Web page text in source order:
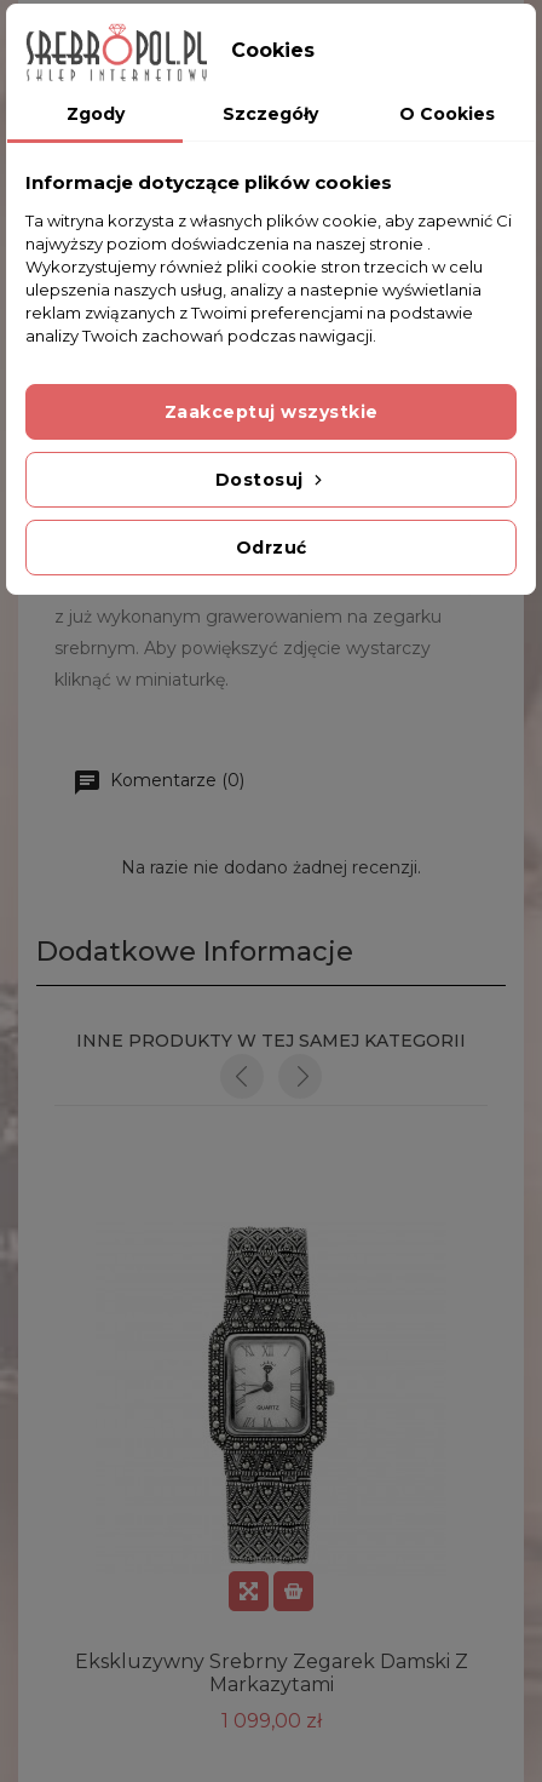
Gwarancja 24 miesiące
Dwustopniowe regulowane zapinanie
Eleganckie prezentowe etui
Obwód wew.:
16.0 cm
Przesyłka GRATIS po wykonaniu przedpłaty
GRAWER
Dodatkową usługę, którą możemy Państwu
zaproponować jest wykonanie graweru na kopercie
zegarka srebrnego. Grawerowanie krótkiej
dedykacji wykonywane jest za pomocą diamentu.
Zjedź niżej, zaznacz opcję grawerowania a
następnie wpisz krótką dedykację.
z już wykonanym grawerowaniem na zegarku
srebrnym. Aby powiększyć zdjęcie wystarczy
kliknąć w miniaturkę.
Komentarze (0)
Na razie nie dodano żadnej recenzji.
Dodatkowe Informacje
INNE PRODUKTY W TEJ SAMEJ KATEGORII
Ekskluzywny Srebrny Zegarek Damski Z
Markazytami
1 099,00 zł
Cookies
Zgody Szczegóły O Cookies
Informacje dotyczące plików cookies
Ta witryna korzysta z własnych plików cookie, aby zapewnić Ci
najwyższy poziom doświadczenia na naszej stronie .
Wykorzystujemy również pliki cookie stron trzecich w celu
ulepszenia naszych usług, analizy a nastepnie wyświetlania
reklam związanych z Twoimi preferencjami na podstawie
analizy Twoich zachowań podczas nawigacji.
Odrzuć
Dostosuj
Zaakceptuj wszystkie